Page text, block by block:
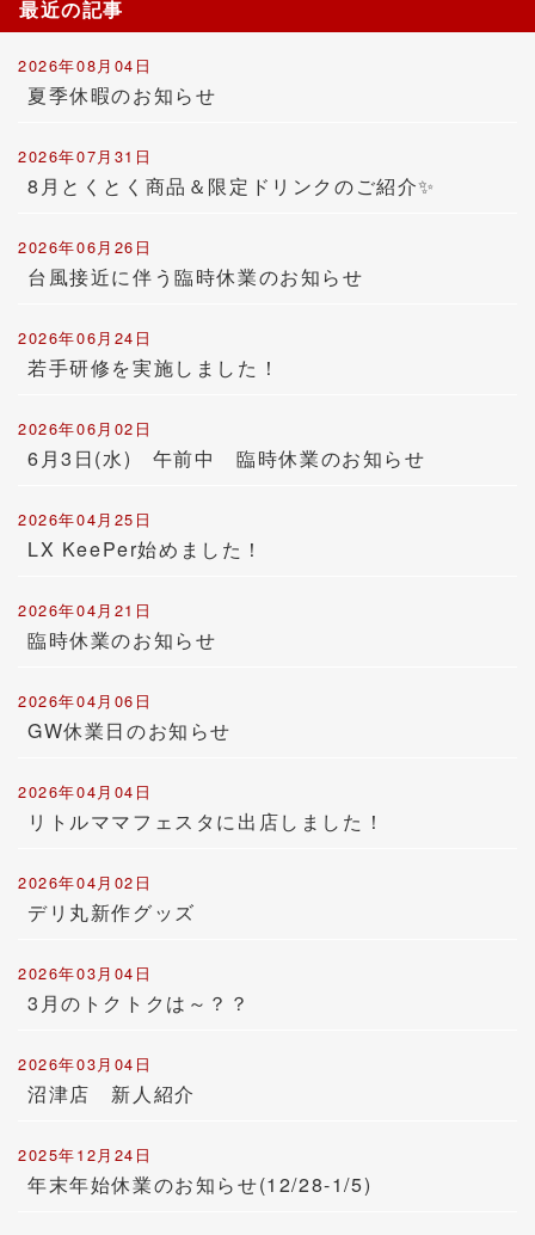
最近の記事
2026年08月04日
夏季休暇のお知らせ
2026年07月31日
8月とくとく商品＆限定ドリンクのご紹介✨
2026年06月26日
台風接近に伴う臨時休業のお知らせ
2026年06月24日
若手研修を実施しました！
2026年06月02日
6月3日(水) 午前中 臨時休業のお知らせ
2026年04月25日
LX KeePer始めました！
2026年04月21日
臨時休業のお知らせ
2026年04月06日
GW休業日のお知らせ
2026年04月04日
リトルママフェスタに出店しました！
2026年04月02日
デリ丸新作グッズ
2026年03月04日
3月のトクトクは～？？
2026年03月04日
沼津店 新人紹介
2025年12月24日
年末年始休業のお知らせ(12/28-1/5)